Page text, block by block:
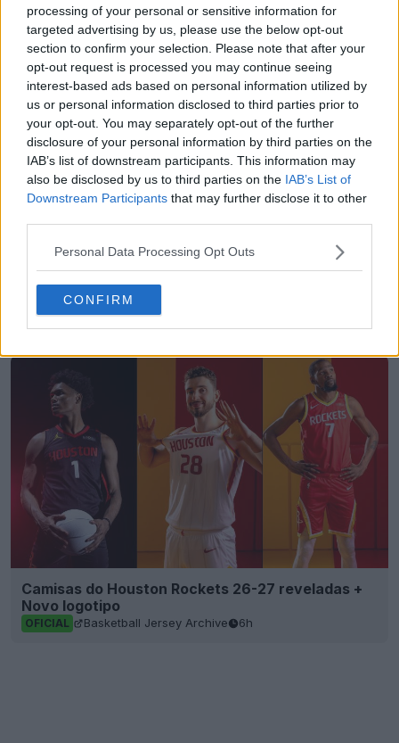
processing of your personal or sensitive information for
targeted advertising by us, please use the below opt-out
section to confirm your selection. Please note that after your
opt-out request is processed you may continue seeing
interest-based ads based on personal information utilized by
us or personal information disclosed to third parties prior to
your opt-out. You may separately opt-out of the further
disclosure of your personal information by third parties on the
IAB’s list of downstream participants. This information may
also be disclosed by us to third parties on the IAB’s List of
Downstream Participants that may further disclose it to other
Personal Data Processing Opt Outs
CONFIRM
International Camisas Malaysia
Puma
Compartilhar
Legado dos ténis - Arquivo de chuteiras de
futebol
Camisas do Houston Rockets 26-27 reveladas +
Novo logotipo
OFICIAL Basketball Jersey Archive 6h